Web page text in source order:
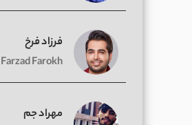
فرزاد فرخ
Farzad Farokh
مهراد جم